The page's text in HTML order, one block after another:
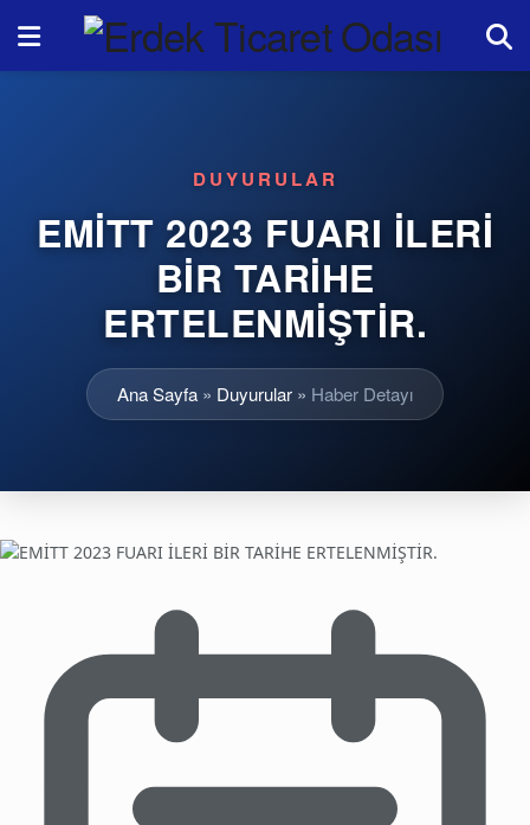
DUYURULAR
EMİTT 2023 FUARI İLERİ
BİR TARİHE
ERTELENMİŞTİR.
Ana Sayfa » Duyurular » Haber Detayı